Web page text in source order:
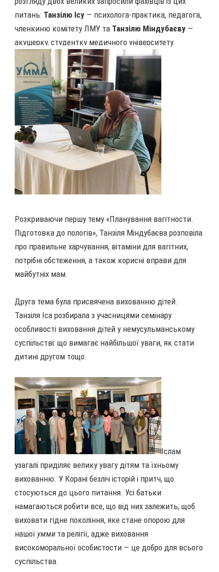
питань: Танзілю Ісу — психолога-практика, педагога,
членкиню комітету ЛМУ та Танзілю Міндубаєву —
акушерку, студентку медичного університету.
Розкриваючи першу тему «Планування вагітности.
Підготовка до пологів», Танзіля Міндубаєва розповіла
про правильне харчування, вітаміни для вагітних,
потрібні обстеження, а також корисні вправи для
майбутніх мам.
Друга тема була присвячена вихованню дітей.
Танзіля Іса розбирала з учасницями семінару
особливості виховання дітей у немусульманському
суспільстві: що вимагає найбільшої уваги, як стати
дитині другом тощо.
Іслам
узагалі приділяє велику увагу дітям та їхньому
вихованню. У Корані безліч історій і притч, що
стосуються до цього питання. Усі батьки
намагаються робити все, що від них залежить, щоб
виховати гідне покоління, яке стане опорою для
нашої умми та релігії, адже виховання
високоморальної особистости — це добро для всього
суспільства.